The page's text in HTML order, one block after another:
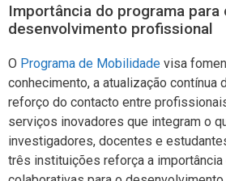
Importância do programa para
desenvolvimento profissional
O Programa de Mobilidade visa
conhecimento, a atualização contínua
reforço do contacto entre
serviços inovadores que integram o
investigadores, docentes e
três instituições reforça a